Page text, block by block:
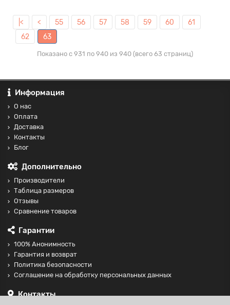
|< < 55 56 57 58 59 60
61
62
63
Показано с 931 по 940 из 940 (всего 63 страниц)
Информация
О нас
Оплата
Доставка
Контакты
Блог
Дополнительно
Производители
Таблица размеров
Отзывы
Сравнение товаров
Гарантии
100% Анонимность
Гарантия и возврат
Политика безопасности
Соглашение на обработку персональных данных
Контакты